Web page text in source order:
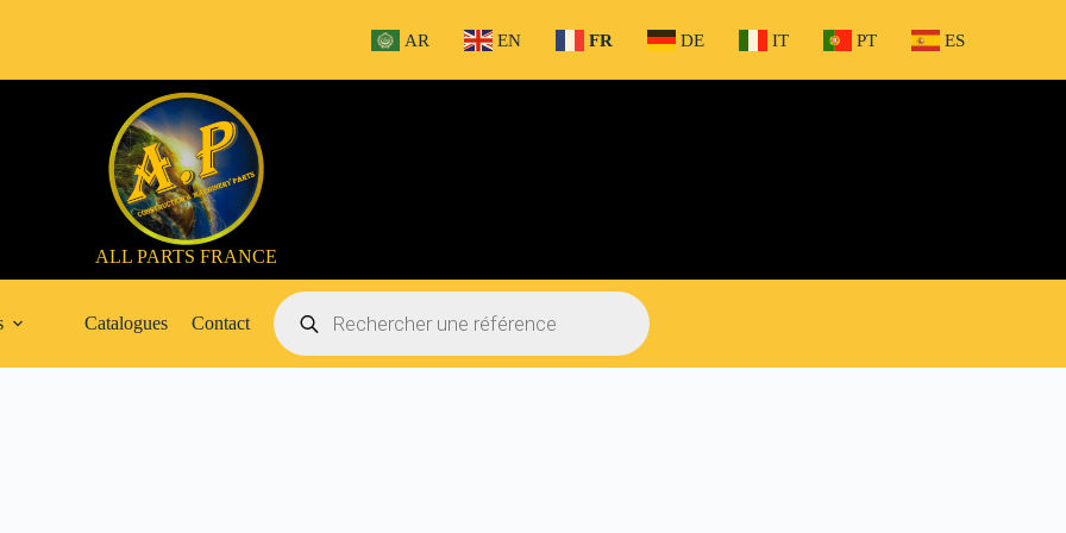
AR EN FR DE IT PT ES
ALL PARTS FRANCE
Catalogues Contact
Recherche
de
produits